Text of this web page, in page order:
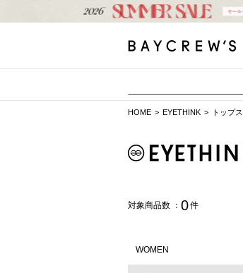
HOME EYETHINK トップス
対象商品数 ： 0件
WOMEN